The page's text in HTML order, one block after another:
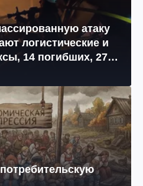
атаку
логистические и
14 погибших, 27